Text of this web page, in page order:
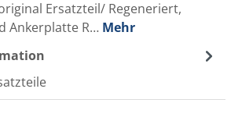
Ersatzteil/ Regeneriert,
Ankerplatte R… Mehr